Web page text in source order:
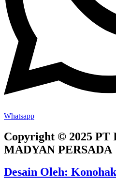
Whatsapp
Copyright © 2025 PT
MADYAN PERSADA
Desain Oleh: